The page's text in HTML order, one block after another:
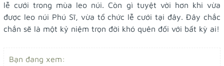
lễ cưới trong mùa leo núi. Còn gì tuyệt vời hơn khi vừa
được leo núi Phú Sĩ, vừa tổ chức lễ cưới tại đây. Đây chắc
chắn sẽ là một kỷ niệm trọn đời khó quên đối với bất kỳ ai!
Bạn đang xem: